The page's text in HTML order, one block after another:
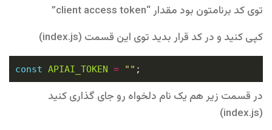
توی کد برنامتون بود مقدار “client access token”
کپی کنید و در کد قرار بدید توی این قسمت (index.js)
const APIAI_TOKEN = ""
در قسمت زیر هم یک نام دلخواه رو جای گذاری کنید
(index.js)